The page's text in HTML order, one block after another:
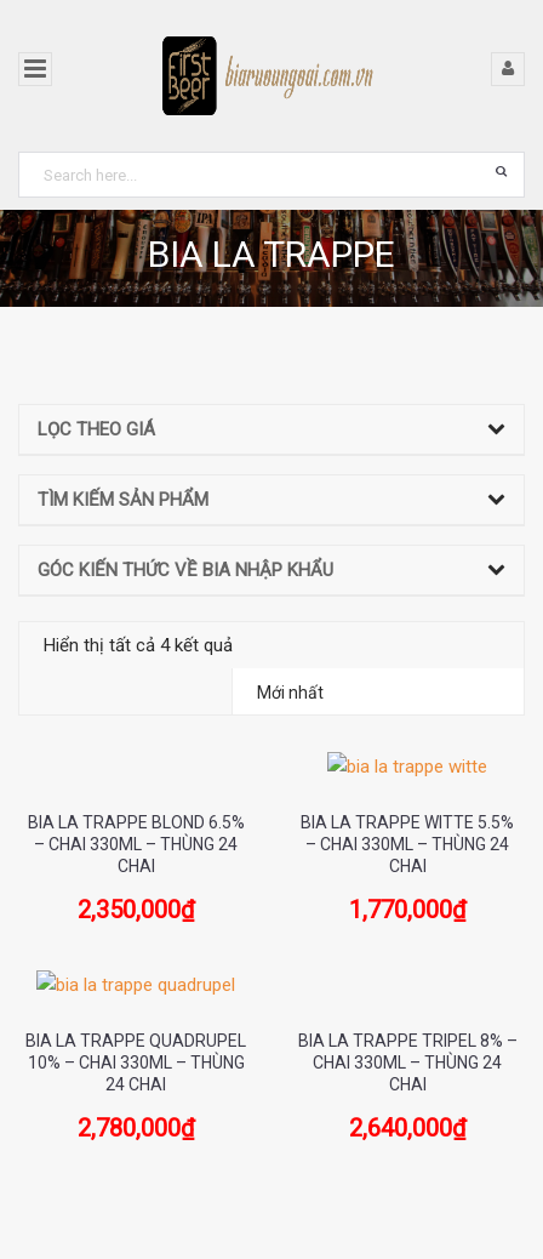
BIA LA TRAPPE
LỌC THEO GIÁ
TÌM KIẾM SẢN PHẨM
GÓC KIẾN THỨC VỀ BIA NHẬP KHẨU
Hiển thị tất cả 4 kết quả
BIA LA TRAPPE WITTE 5.5%
– CHAI 330ML – THÙNG 24
CHAI
1,770,000₫
BIA LA TRAPPE BLOND 6.5%
– CHAI 330ML – THÙNG 24
CHAI
2,350,000₫
BIA LA TRAPPE TRIPEL 8% –
CHAI 330ML – THÙNG 24
CHAI
2,640,000₫
BIA LA TRAPPE QUADRUPEL
10% – CHAI 330ML – THÙNG
24 CHAI
2,780,000₫